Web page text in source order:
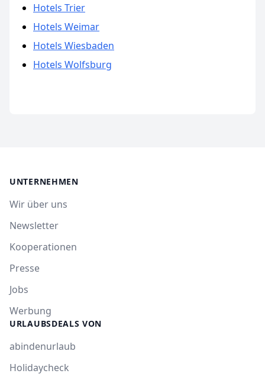
Hotels Trier
Hotels Weimar
Hotels Wiesbaden
Hotels Wolfsburg
UNTERNEHMEN
Wir über uns
Newsletter
Kooperationen
Presse
Jobs
Werbung
URLAUBSDEALS VON
abindenurlaub
Holidaycheck